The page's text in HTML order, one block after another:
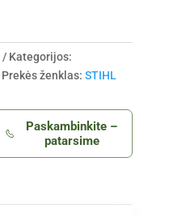
Kategorijos:
Prekės ženklas: STIHL
Paskambinkite –
patarsime